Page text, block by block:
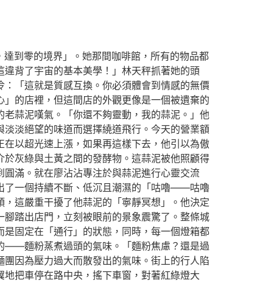
到零的境界」。她那間咖啡館，所有的物品都
背了宇宙的基本美學！」林天秤抓著她的頭
「這就是質感互換。你必須體會到情感的無價
」的店裡，但這間店的外觀更像是一個被遺棄的
蒜泥嘆氣。「你還不夠靈動，我的蒜泥。」他
淡絕望的味道而選擇繞道飛行。今天的營業額
以超光速上漲，如果再這樣下去，他引以為傲
灰綠與土黃之間的發酵物。這蒜泥被他照顧得
滿。就在廖沾沾專注於與蒜泥進行心靈交流
了一個持續不斷、低沉且潮濕的「咕嚕——咕嚕
這嚴重干擾了他蒜泥的「寧靜冥想」。他決定
踏出店門，立刻被眼前的景象震驚了。整條城
固定在「通行」的狀態，同時，每一個燈箱都
——麵粉蒸煮過頭的氣味。「麵粉焦慮？還是過
因為壓力過大而散發出的氣味。街上的行人陷
地把車停在路中央，搖下車窗，對著紅綠燈大